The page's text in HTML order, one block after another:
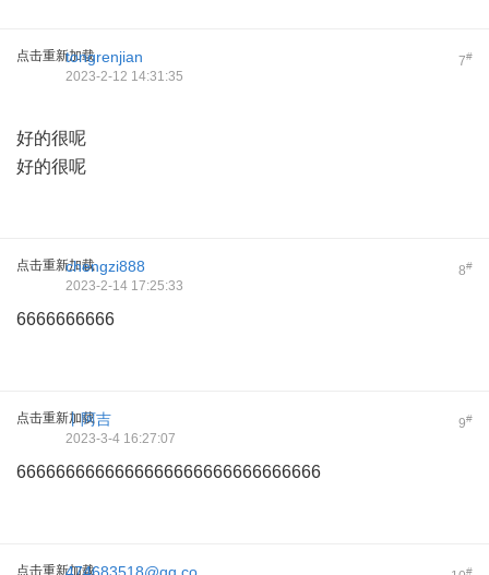
点击重新加载 7#
tongrenjian
2023-2-12 14:31:35
好的很呢
好的很呢
点击重新加载 8#
chengzi888
2023-2-14 17:25:33
6666666666
点击重新加载 9#
丨阿吉
2023-3-4 16:27:07
6666666666666666666666666666666
点击重新加载 #
474683518@qq.co